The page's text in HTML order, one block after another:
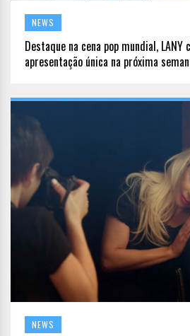
NEWS
Destaque na cena pop mundial,
apresentação única na próxima
NEWS